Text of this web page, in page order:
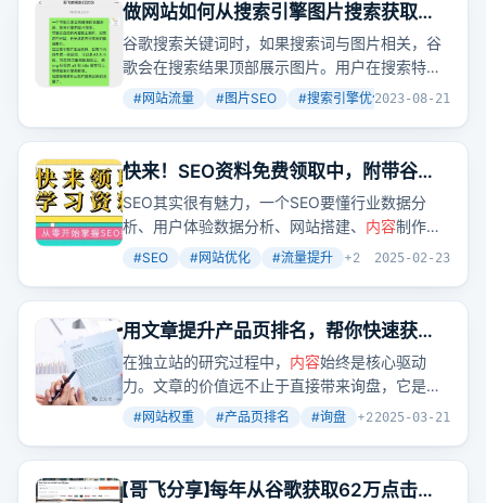
做网站如何从搜索引擎图片搜索获取流
量
谷歌搜索关键词时，如果搜索词与图片相关，谷
歌会在搜索结果顶部展示图片。用户在搜索特定
内容时，如果顶部直接展示图片，他们很可能就
#网站流量 #图片SEO #搜索引擎优化 +2
2023-08-21
快来！SEO资料免费领取中，附带谷歌
竞争对手分析文档
SEO其实很有魅力，一个SEO要懂行业数据分
析、用户体验数据分析、网站搭建、 内容制作技
巧、内链系统优化、外链资源操作、网站运营、
了很多免费的SEO资料，包括视频教程、文档、
交流群等，还有谷歌竞争对手分析文档。
#SEO #网站优化 #流量提升 +2 2025-02-23
用文章提升产品页排名，帮你快速获取
询盘！
在独立站的研究过程中， 内容始终是核心驱动
力。文章的价值远不止于直接带来询盘，它是提
升网站权重、
优化产品页排名、挖掘长尾关键词
利用内部链接，你可以为产品页注入更多流量，
最终实现询盘量的增长。
#网站权重 #产品页排名 #询盘 +22025-03-21
【哥飞分享】每年从谷歌获取62万点击：